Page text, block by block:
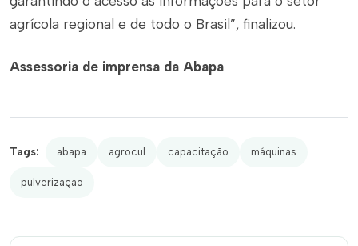
agrícola regional e de todo o Brasil”, finalizou.
Assessoria de imprensa da Abapa
Tags: abapa agrocul capacitação máquinas
pulverização